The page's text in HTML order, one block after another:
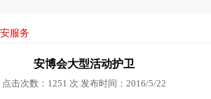
服务
安博会大型活动护卫
点击次数：1251 次 发布时间：2016/5/22